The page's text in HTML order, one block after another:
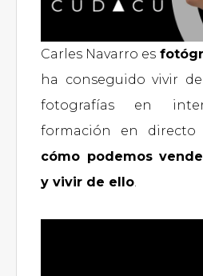
Carles Navarro es
ha conseguido vivir
fotografías en
formación en directo
cómo podemos
y vivir de ello.